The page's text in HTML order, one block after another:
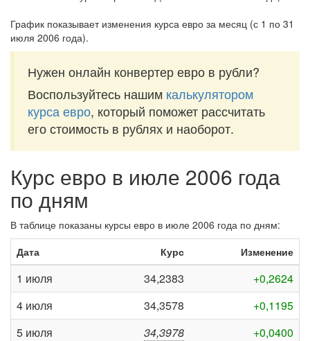
График показывает изменения курса евро за месяц (с 1 по 31
июля 2006 года).
Нужен онлайн конвертер евро в рубли?
Воспользуйтесь нашим калькулятором
курса евро, который поможет рассчитать
его стоимость в рублях и наоборот.
Курс евро в июле 2006 года
по дням
В таблице показаны курсы евро в июле 2006 года по дням:
Дата
Курс Изменение
1 июля 34,2383
+0,2624
4 июля
34,3578
+0,1195
5 июля
34,3978
+0,0400